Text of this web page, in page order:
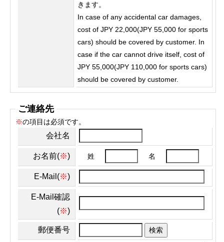
きます。
In case of any accidental car damages,
cost of JPY 22,000(JPY 55,000 for sports
cars) should be covered by customer. In
case if the car cannot drive itself, cost of
JPY 55,000(JPY 110,000 for sports cars)
should be covered by customer.
ご連絡先
※の項目は必須です。
会社名
お名前(※) 姓 名
E-Mail(※)
E-Mail確認
(※)
郵便番号 検索